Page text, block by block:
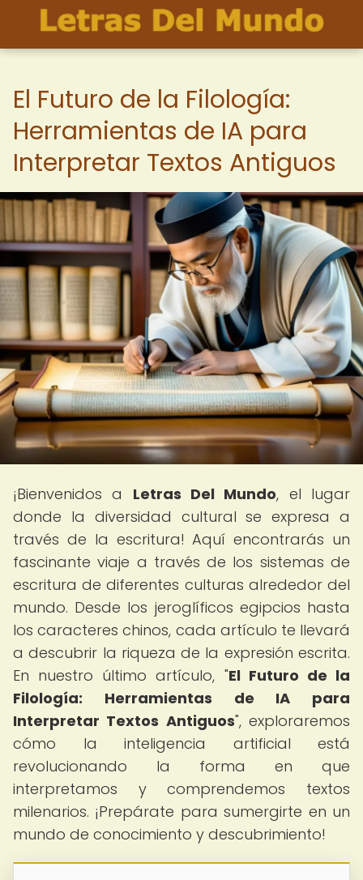
El Futuro de la Filología:
Herramientas de IA para
Interpretar Textos Antiguos
¡Bienvenidos a Letras Del Mundo, el lugar
donde la diversidad cultural se expresa a
través de la escritura! Aquí encontrarás un
fascinante viaje a través de los sistemas de
escritura de diferentes culturas alrededor del
mundo. Desde los jeroglíficos egipcios hasta
los caracteres chinos, cada artículo te llevará
a descubrir la riqueza de la expresión escrita.
En nuestro último artículo, "El Futuro de la
Filología: Herramientas de IA para
Interpretar Textos Antiguos", exploraremos
cómo la inteligencia artificial está
revolucionando la forma en que
interpretamos y comprendemos textos
milenarios. ¡Prepárate para sumergirte en un
mundo de conocimiento y descubrimiento!